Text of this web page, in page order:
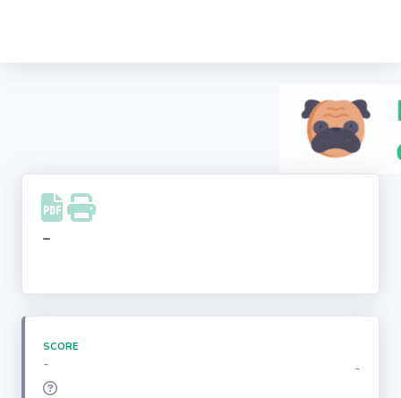
Facebook
Instagram
-
SCORE
- -